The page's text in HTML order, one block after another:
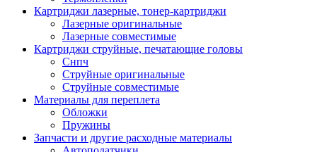
Муфта кабельная концевая
Муфта кабельная соединительная
Наконечник быстроразмыкаемый
Наконечник кабельный со
Наконечник кабельный трубчатый
медных проводников
Наконечник обжимной кабельный
медных проводников
Картриджи лазерные, тонер-картриджи
Лазерные оригинальные
Лазерные совместимые
Картриджи струйные, печатающие головы
Снпч
Струйные оригинальные
Струйные совместимые
Материалы для переплета
Обложки
Пружины
Запчасти и другие расходные материалы